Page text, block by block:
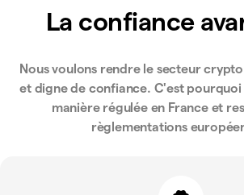
La confiance
Nous voulons rendre le secteur
et digne de confiance. C'est pourquoi
manière régulée en France et
règlementations